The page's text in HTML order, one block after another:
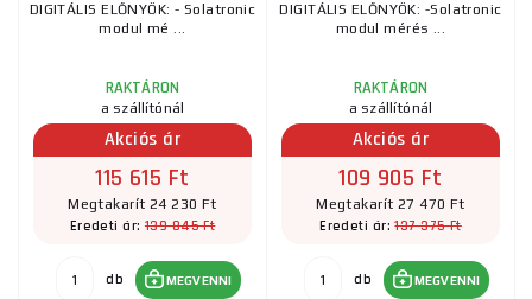
DIGITÁLIS ELŐNYÖK: - Solatronic
modul mé ...
RAKTÁRON
a szállítónál
Akciós ár
115 615 Ft
Megtakarít 24 230 Ft
Eredeti ár: 139 845 Ft
db MEGVENNI
DIGITÁLIS ELŐNYÖK: -Solatronic
modul mérés ...
RAKTÁRON
a szállítónál
Akciós ár
109 905 Ft
Megtakarít 27 470 Ft
Eredeti ár:137 375 Ft
db MEGVENNI